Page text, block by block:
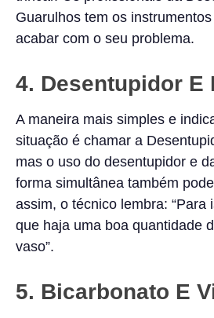
Guarulhos tem os
acabar com o seu problema.
4. Desentupidor E
A maneira mais simples e
situação é chamar a
mas o uso do desentupidor e
forma simultânea também
assim, o técnico lembra: “Para
que haja uma boa quantidade
vaso”.
5. Bicarbonato E